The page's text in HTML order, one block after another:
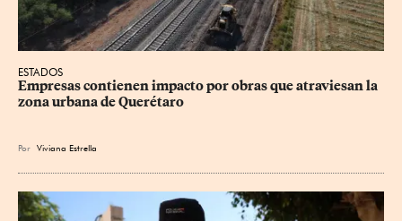
ESTADOS
Empresas contienen impacto por obras que atraviesan la
zona urbana de Querétaro
Por Viviana Estrella